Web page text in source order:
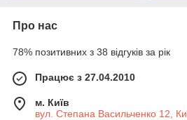
Про нас
78% позитивних з 38 відгуків за рік
Працює з 27.04.2010
м. Київ
вул. Степана Васильченко 12,